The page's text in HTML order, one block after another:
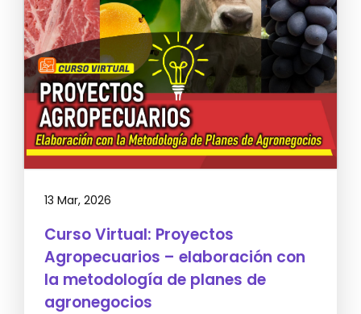
13 Mar, 2026
Curso Virtual: Proyectos
Agropecuarios – elaboración con
la metodología de planes de
agronegocios